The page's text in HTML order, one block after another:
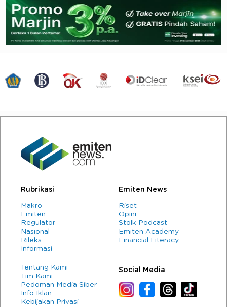
Rubrikasi
Makro
Emiten
Regulator
Nasional
Rileks
Informasi
Emiten News
Riset
Opini
Stolk Podcast
Emiten Academy
Financial Literacy
Tentang Kami
Tim Kami
Pedoman Media Siber
Info Iklan
Kebijakan Privasi
Social Media